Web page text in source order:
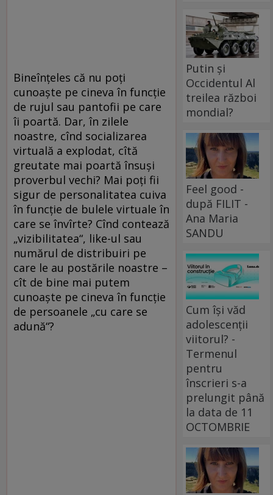
Bineînțeles că nu poți
cunoaște pe cineva în funcție
de rujul sau pantofii pe care
îi poartă. Dar, în zilele
noastre, cînd socializarea
virtuală a explodat, cîtă
greutate mai poartă însuși
proverbul vechi? Mai poți fii
sigur de personalitatea cuiva
în funcție de bulele virtuale în
care se învîrte? Cînd contează
„vizibilitatea“, like-ul sau
numărul de distribuiri pe
care le au postările noastre –
cît de bine mai putem
cunoaște pe cineva în funcție
de persoanele „cu care se
adună“?
Putin și
Occidentul Al
treilea război
mondial?
Feel good -
după FILIT -
Ana Maria
SANDU
Cum își văd
adolescenții
viitorul? -
Termenul
pentru
înscrieri s-a
prelungit până
la data de 11
OCTOMBRIE